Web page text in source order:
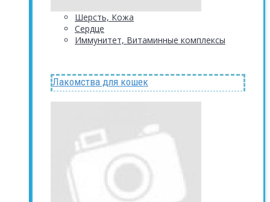
Шерсть, Кожа
Сердце
Иммунитет, Витаминные комплексы
Лакомства для кошек